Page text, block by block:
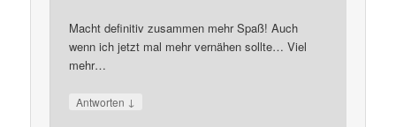
Macht definitiv zusammen mehr Spaß! Auch
wenn ich jetzt mal mehr vernähen sollte… Viel
mehr…
Antworten ↓